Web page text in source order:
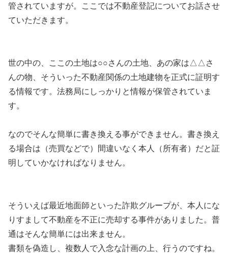
管されていますが。ここでは不動産登記についてお話させ
ていただきます。
世の中の、ここの土地は○○さんの土地、あの家は△△さ
んの物、そういった不動産関係の土地建物を正式に証明す
る情報です。法務局にしっかりと情報が保管されていま
す。
なのでそんな簡単に書き換える事ができません。書き換え
る場合は（売買などで）間違いなく本人（所有者）だと証
明していかなければなりません。
そういえば最近地面師といった詐欺グループが、本人にな
りすまして不動産を不正に売却する事件がありました。普
通はそんな簡単には出来ません。
書類を偽造し、複数人で入念な計画の上、行うのですね。